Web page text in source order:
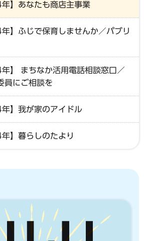
年】あなたも商店主事業
年】ふじで保育しませんか／パブリ
年】 まちなか活用電話相談窓口／
員にご相談を
年】我が家のアイドル
年】暮らしのたより